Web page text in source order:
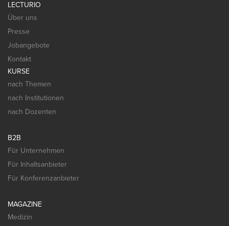
LECTURIO
Über uns
Presse
Jobangebote
Kontakt
KURSE
nach Themen
nach Institutionen
nach Dozenten
B2B
Für Unternehmen
Für Inhaltsanbieter
Für Konferenzanbieter
MAGAZINE
Medizin